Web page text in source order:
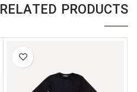
RELATED PRODUCTS